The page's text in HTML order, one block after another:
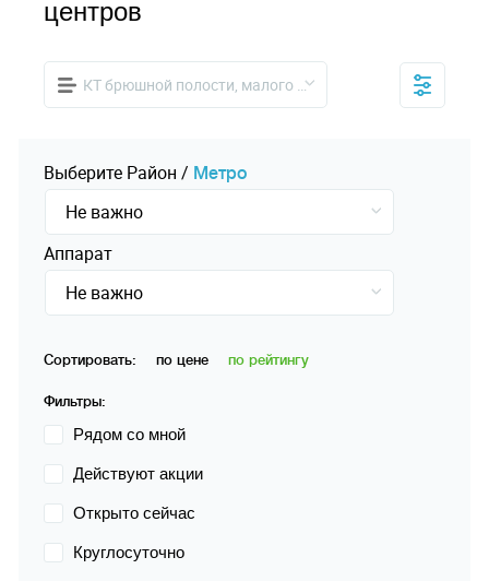
центров
КТ брюшной полости, малого таза
Выберите Pайон / Mетро
Не важно
Аппарат
Не важно
Сортировать: по цене по рейтингу
Фильтры:
Рядом со мной
Действуют акции
Открыто сейчас
Круглосуточно